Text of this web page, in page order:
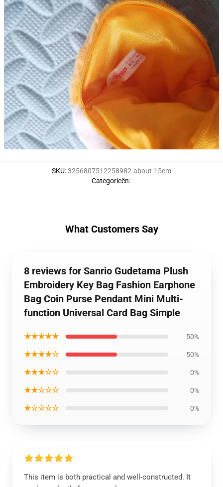
SKU:3256807512258982-about-15cm
Categorieën:
What Customers Say
8 reviews for Sanrio Gudetama Plush
Embroidery Key Bag Fashion Earphone
Bag Coin Purse Pendant Mini Multi-
function Universal Card Bag Simple
★★★★★ 50%
★★★★☆ 50%
★★★☆☆ 0%
★★☆☆☆ 0%
★☆☆☆☆ 0%
This item is both practical and well-constructed. It